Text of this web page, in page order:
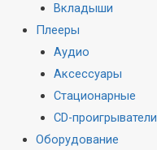
Вкладыши
Плееры
Аудио
Аксессуары
Стационарные
CD-проигрыватели
Оборудование